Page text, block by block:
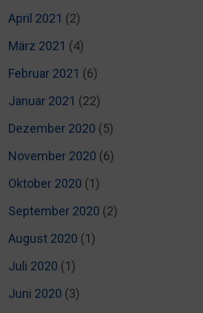
April 2021 (2)
März 2021 (4)
Februar 2021 (6)
Januar 2021 (22)
Dezember 2020 (5)
November 2020 (6)
Oktober 2020 (1)
September 2020 (2)
August 2020 (1)
Juli 2020 (1)
Juni 2020 (3)